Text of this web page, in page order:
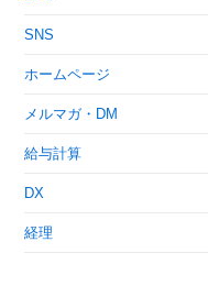
SNS
ホームページ
メルマガ・DM
給与計算
DX
経理